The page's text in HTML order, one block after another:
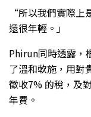
“所以我們實際
還很年輕。」
Phirun同時透露，
了溫和軟施，用對
徵收7% 的稅，及
年費。